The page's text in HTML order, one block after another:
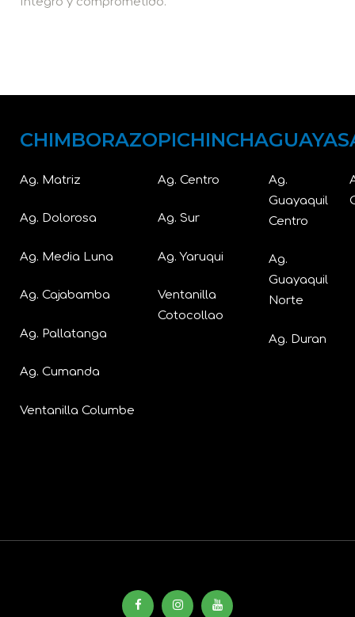
CHIMBORAZO
Ag. Matriz
Ag. Dolorosa
Ag. Media Luna
Ag. Cajabamba
Ag. Pallatanga
Ag. Cumanda
Ventanilla Columbe
PICHINCHA
Ag. Centro
Ag. Sur
Ag. Yaruqui
Ventanilla
Cotocollao
GUAYAS
Ag.
Guayaquil
Centro
Ag.
Guayaquil
Norte
Ag. Duran